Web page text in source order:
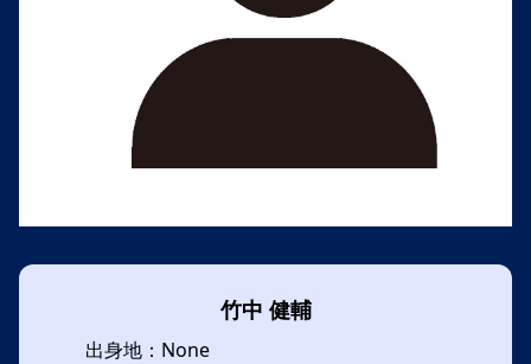
竹中 健輔
出身地：None